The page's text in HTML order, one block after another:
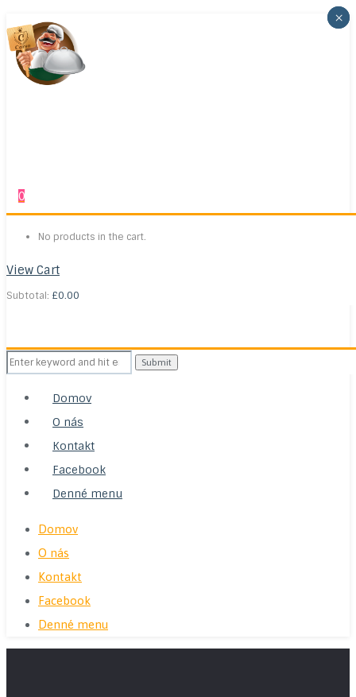
0
No products in the cart.
View Cart
Subtotal: £0.00
Domov
O nás
Kontakt
Facebook
Denné menu
Domov
O nás
Kontakt
Facebook
Denné menu
×
×